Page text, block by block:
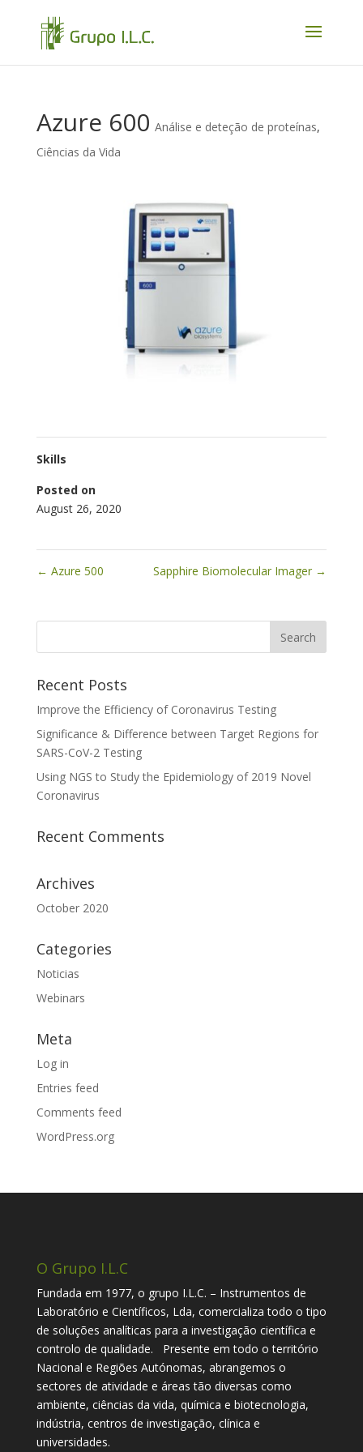
Azure 600 Análise e deteção de proteínas,
Ciências da Vida
Skills
Posted on
August 26, 2020
← Azure 500 Sapphire Biomolecular Imager →
Recent Posts
Improve the Efficiency of Coronavirus Testing
Significance & Difference between Target Regions for
SARS-CoV-2 Testing
Using NGS to Study the Epidemiology of 2019 Novel
Coronavirus
Recent Comments
Archives
October 2020
Categories
Noticias
Webinars
Meta
Log in
Entries feed
Comments feed
WordPress.org
O Grupo I.L.C
Fundada em 1977, o grupo I.L.C. – Instrumentos de
Laboratório e Científicos, Lda, comercializa todo o tipo
de soluções analíticas para a investigação científica e
controlo de qualidade. Presente em todo o território
Nacional e Regiões Autónomas, abrangemos o
sectores de atividade e áreas tão diversas como
ambiente, ciências da vida, química e biotecnologia,
indústria, centros de investigação, clínica e
universidades.